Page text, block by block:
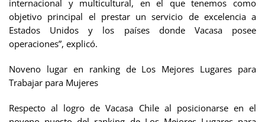
internacional y multicultural, en el que tenemos como
objetivo principal el prestar un servicio de excelencia a
Estados Unidos y los países donde Vacasa posee
operaciones”, explicó.
Noveno lugar en ranking de Los Mejores Lugares para
Trabajar para Mujeres
Respecto al logro de Vacasa Chile al posicionarse en el